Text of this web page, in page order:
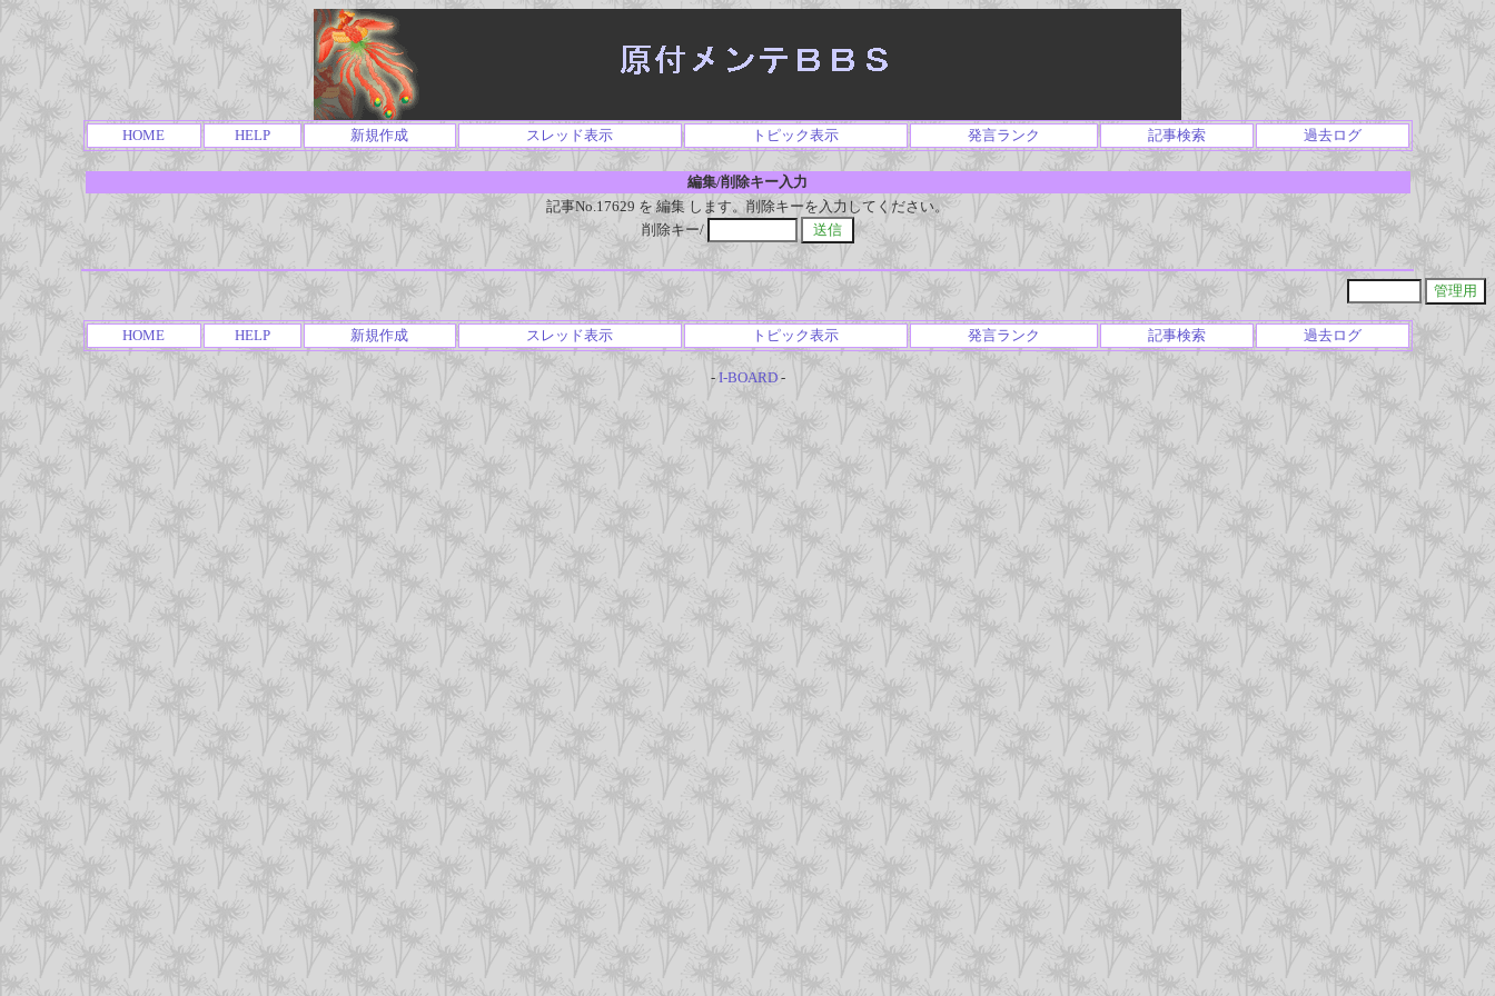
HOME HELP 新規作成 スレッド表示 トピック表示 発言ランク 記事検索 過去ログ
編集/削除キー入力
記事No.17629 を 編集 します。削除キーを入力してください。
削除キー/
HOME HELP 新規作成 スレッド表示 トピック表示 発言ランク 記事検索 過去ログ
- I-BOARD-